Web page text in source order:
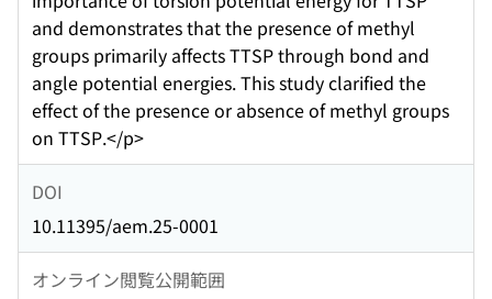
and demonstrates that the presence of methyl
groups primarily affects TTSP through bond and
angle potential energies. This study clarified the
effect of the presence or absence of methyl groups
on TTSP.</p>
DOI
10.11395/aem.25-0001
オンライン閲覧公開範囲